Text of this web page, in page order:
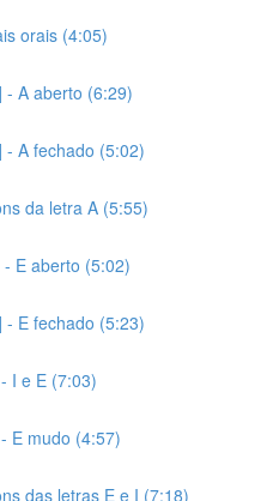
orais (4:05)
- A aberto (6:29)
- A fechado (5:02)
da letra A (5:55)
E aberto (5:02)
- E fechado (5:23)
I e E (7:03)
E mudo (4:57)
das letras E e I (7:18)